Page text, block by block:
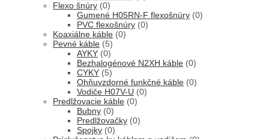
Flexo šnúry (0)
Gumené H05RN-F flexošnúry (0)
PVC flexošnúry (0)
Koaxiálne káble (0)
Pevné káble (5)
AYKY (0)
Bezhalogénové N2XH káble (0)
CYKY (5)
Ohňuvzdorné funkčné káble (0)
Vodiče H07V-U (0)
Predlžovacie káble (0)
Bubny (0)
Predlžovačky (0)
Spojky (0)